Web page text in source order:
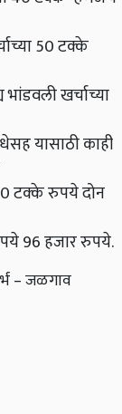
50 टक्के
खर्चाच्या
यासाठी काही
टक्के रुपये दोन
96 हजार रुपये.
– जळगाव